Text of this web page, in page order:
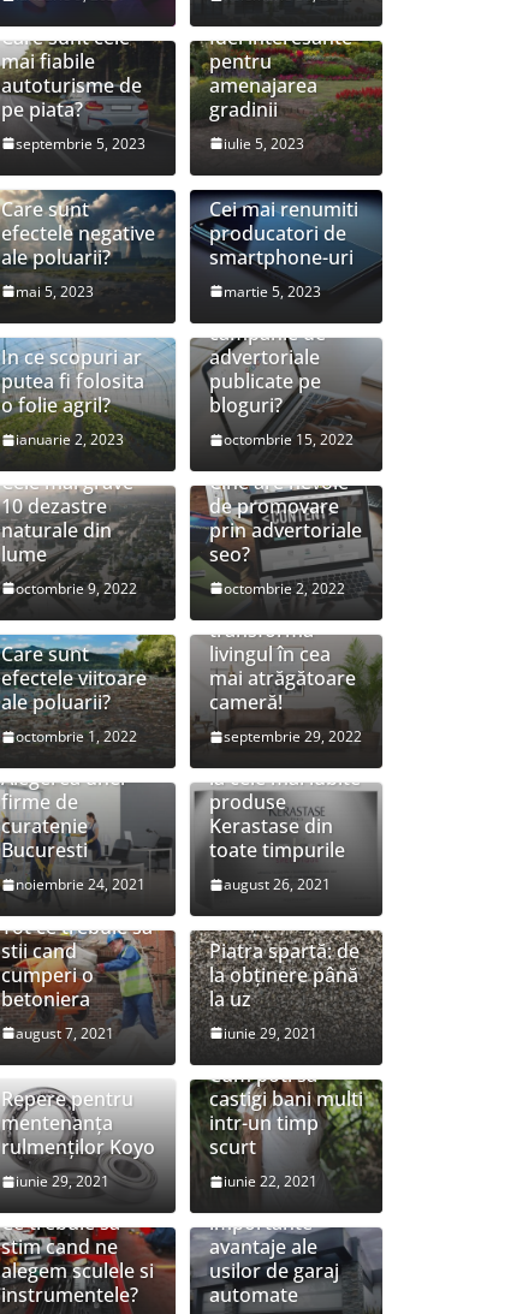
Care sunt cele
mai fiabile
autoturisme de
pe piata?
septembrie 5, 2023
Idei interesante
pentru
amenajarea
gradinii
iulie 5, 2023
Care sunt
efectele negative
ale poluarii?
mai 5, 2023
Cei mai renumiti
producatori de
smartphone-uri
martie 5, 2023
In ce scopuri ar
putea fi folosita
o folie agril?
ianuarie 2, 2023
campanie de
advertoriale
publicate pe
bloguri?
octombrie 15, 2022
Cele mai grave
10 dezastre
naturale din
lume
octombrie 9, 2022
Cine are nevoie
de promovare
prin advertoriale
seo?
octombrie 2, 2022
Care sunt
efectele viitoare
ale poluarii?
octombrie 1, 2022
Sfaturi simple
pentru a-ți
transforma
livingul în cea
mai atrăgătoare
cameră!
septembrie 29, 2022
Alegerea unei
firme de
curatenie
Bucuresti
noiembrie 24, 2021
Preturi speciale
la cele mai iubite
produse
Kerastase din
toate timpurile
august 26, 2021
Tot ce trebuie sa
stii cand
cumperi o
betoniera
august 7, 2021
Piatra spartă: de
la obținere până
la uz
iunie 29, 2021
Repere pentru
mentenanța
rulmenților Koyo
iunie 29, 2021
Cum poti sa
castigi bani multi
intr-un timp
scurt
iunie 22, 2021
Ce trebuie sa
stim cand ne
alegem sculele si
instrumentele?
importante
avantaje ale
usilor de garaj
automate